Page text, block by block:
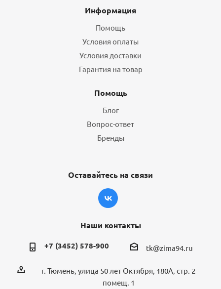
Информация
Помощь
Условия оплаты
Условия доставки
Гарантия на товар
Помощь
Блог
Вопрос-ответ
Бренды
Оставайтесь на связи
Наши контакты
+7 (3452) 578-900 tk@zima94.ru
г. Тюмень, улица 50 лет Октября, 180А, стр. 2
помещ. 1